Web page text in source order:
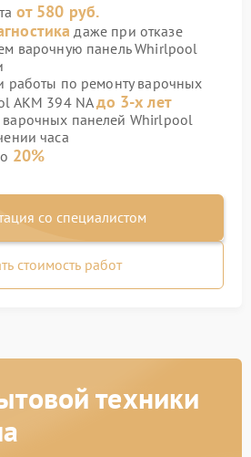
от 580 руб.
даже при отказе
варочную панель Whirlpool
работы по ремонту варочных
AKM 394 NAдо 3-х лет
панелей Whirlpool
часа
20%
со специалистом
стоимость работ
техники